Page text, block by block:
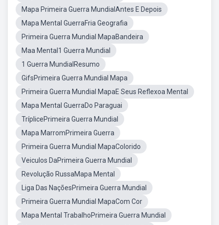
Mapa Primeira Guerra MundialAntes E Depois
Mapa Mental GuerraFria Geografia
Primeira Guerra Mundial MapaBandeira
Maa Mental1 Guerra Mundial
1 Guerra MundialResumo
GifsPrimeira Guerra Mundial Mapa
Primeira Guerra Mundial MapaE Seus Reflexoa Mental
Mapa Mental GuerraDo Paraguai
TríplicePrimeira Guerra Mundial
Mapa MarromPrimeira Guerra
Primeira Guerra Mundial MapaColorido
Veiculos DaPrimeira Guerra Mundial
Revolução RussaMapa Mental
Liga Das NaçõesPrimeira Guerra Mundial
Primeira Guerra Mundial MapaCom Cor
Mapa Mental TrabalhoPrimeira Guerra Mundial